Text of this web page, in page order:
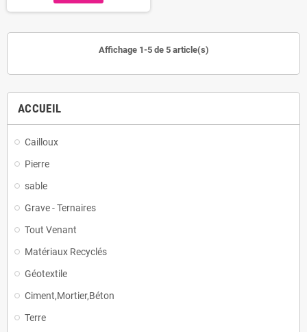
ACCUEIL
Cailloux
Pierre
sable
Grave - Ternaires
Tout Venant
Matériaux Recyclés
Géotextile
Ciment,Mortier,Béton
Terre
Affichage 1-5 de 5 article(s)